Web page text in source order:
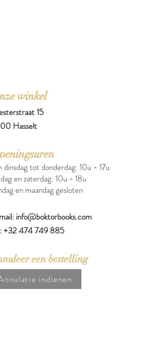
winkel
15
Hasselt
dinsdag tot donderdag: 10u - 17u
en zaterdag: 10u - 18u
en maandag gesloten
info@boktorbooks.com
+32 474 749 885
een bestelling
indienen